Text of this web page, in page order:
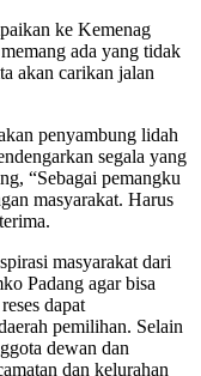
ke Kemenag
ada yang tidak
akan carikan jalan
penyambung lidah
segala yang
“Sebagai pemangku
masyarakat. Harus
masyarakat dari
Padang agar bisa
dapat
pemilihan. Selain
dewan dan
dan kelurahan